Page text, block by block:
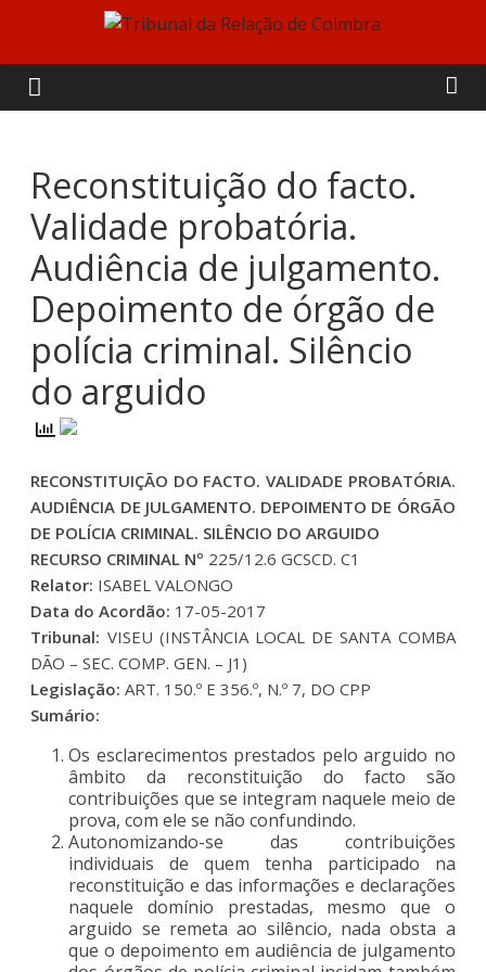
content
Tribunal
da
Relação
de
Coimbra
Reconstituição do facto.
Validade probatória.
Audiência de julgamento.
Depoimento de órgão de
polícia criminal. Silêncio
do arguido
RECONSTITUIÇÃO DO FACTO. VALIDADE PROBATÓRIA.
AUDIÊNCIA DE JULGAMENTO. DEPOIMENTO DE ÓRGÃO
DE POLÍCIA CRIMINAL. SILÊNCIO DO ARGUIDO
RECURSO CRIMINAL Nº 225/12.6 GCSCD. C1
Relator: ISABEL VALONGO
Data do Acordão: 17-05-2017
Tribunal: VISEU (INSTÂNCIA LOCAL DE SANTA COMBA
DÃO – SEC. COMP. GEN. – J1)
Legislação: ART. 150.º E 356.º, N.º 7, DO CPP
Sumário:
Os esclarecimentos prestados pelo arguido no
âmbito da reconstituição do facto são
contribuições que se integram naquele meio de
prova, com ele se não confundindo.
Autonomizando-se das contribuições
individuais de quem tenha participado na
reconstituição e das informações e declarações
naquele domínio prestadas, mesmo que o
arguido se remeta ao silêncio, nada obsta a
que o depoimento em audiência de julgamento